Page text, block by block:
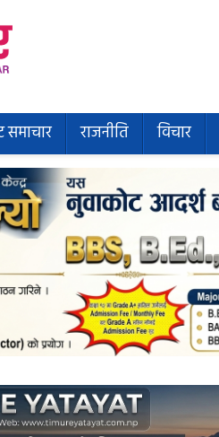
समाचार राजनीति विचार